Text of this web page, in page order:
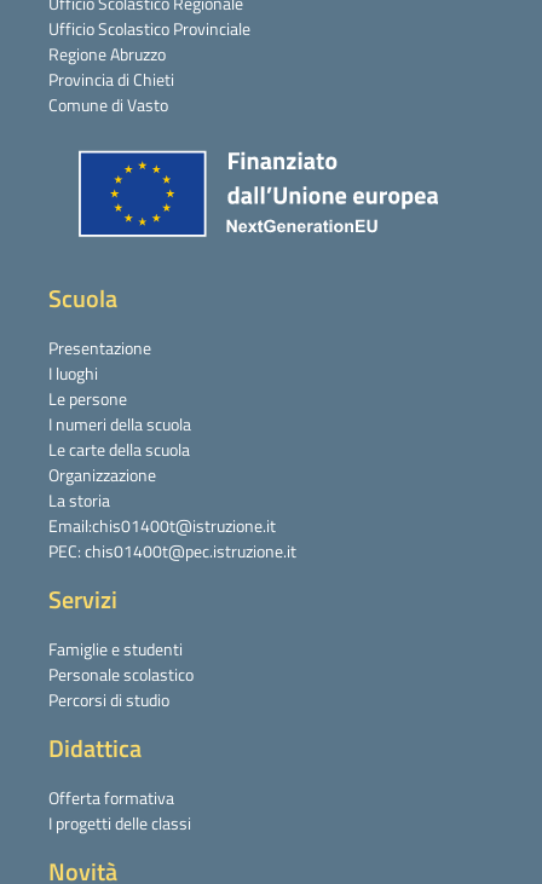
Ufficio Scolastico Provinciale
Regione Abruzzo
Provincia di Chieti
Comune di Vasto
Scuola
Presentazione
I luoghi
Le persone
I numeri della scuola
Le carte della scuola
Organizzazione
La storia
Email:chis01400t@istruzione.it
PEC: chis01400t@pec.istruzione.it
Servizi
Famiglie e studenti
Personale scolastico
Percorsi di studio
Didattica
Offerta formativa
I progetti delle classi
Novità